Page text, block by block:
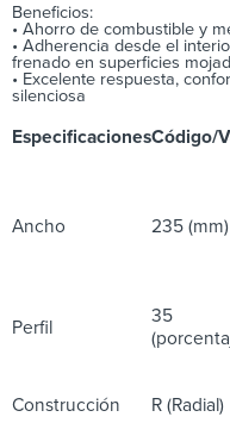
Beneficios:
• Ahorro de combustible y
• Adherencia desde el
frenado en superficies
• Excelente respuesta,
silenciosa
EspecificacionesCódigo/
Ancho 235 (mm)
Perfil
35
Construcción R (Radial)